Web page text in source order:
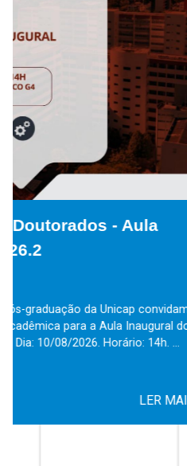
IX Conferência da
Brasileira de
(SBFA)
Nos dias 28 a 31 de julho, a
Pernambuco (UNICAP)
Sociedade Brasileira de